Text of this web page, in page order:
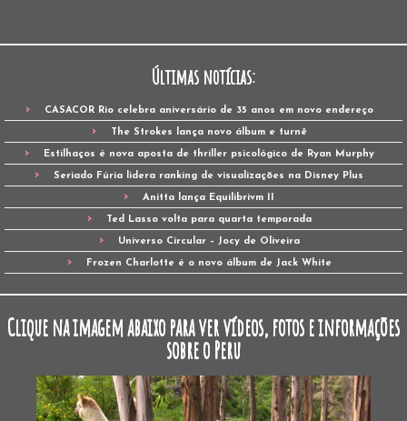
Últimas notícias:
CASACOR Rio celebra aniversário de 35 anos em novo endereço
The Strokes lança novo álbum e turnê
Estilhaços é nova aposta de thriller psicológico de Ryan Murphy
Seriado Fúria lidera ranking de visualizações na Disney Plus
Anitta lança Equilibrivm II
Ted Lasso volta para quarta temporada
Universo Circular – Jocy de Oliveira
Frozen Charlotte é o novo álbum de Jack White
Clique na imagem abaixo para ver vídeos, fotos e informações
sobre o Peru